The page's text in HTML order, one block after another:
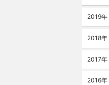
2019年
2018年
2017年
2016年